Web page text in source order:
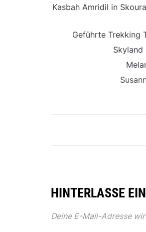
Kasbah Amridil in
Geführte Trekking
Skyland
HINTERLASSE
Deine E-Mail-Adresse